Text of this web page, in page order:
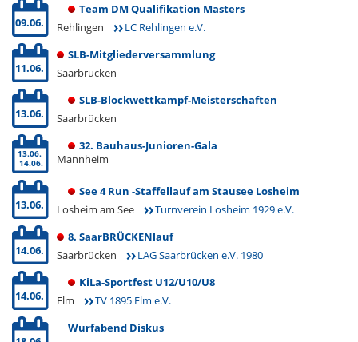
Team DM Qualifikation Masters
09.06.
Rehlingen
LC Rehlingen e.V.
SLB-Mitgliederversammlung
11.06.
Saarbrücken
SLB-Blockwettkampf-Meisterschaften
13.06.
Saarbrücken
32. Bauhaus-Junioren-Gala
13.06.
14.06.
Mannheim
See 4 Run -Staffellauf am Stausee Losheim
13.06.
Losheim am See
Turnverein Losheim 1929 e.V.
8. SaarBRÜCKENlauf
14.06.
Saarbrücken
LAG Saarbrücken e.V. 1980
KiLa-Sportfest U12/U10/U8
14.06.
Elm
TV 1895 Elm e.V.
Wurfabend Diskus